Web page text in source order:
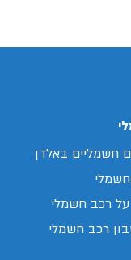
חשמליים באלדן
רכב חשמלי
רכב חשמלי